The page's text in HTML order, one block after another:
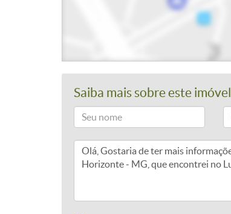
Saiba mais sobre este imóvel